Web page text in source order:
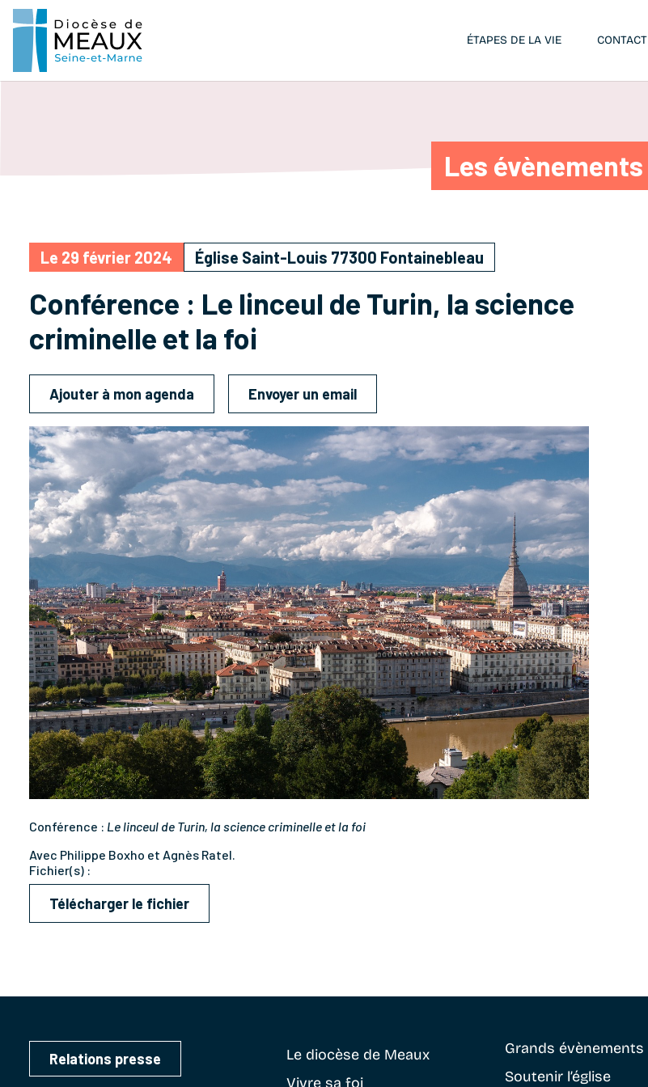
ÉTAPES DE LA VIE CONTACT
Les évènements
Le 29 février 2024 Église Saint-Louis 77300 Fontainebleau
Conférence : Le linceul de Turin, la science
criminelle et la foi
Ajouter à mon agenda Envoyer un email
Conférence : Le linceul de Turin, la science criminelle et la foi
Avec Philippe Boxho et Agnès Ratel.
Fichier(s) :
Télécharger le fichier
Relations presse Le diocèse de Meaux
Vivre sa foi
Grands évènements
Soutenir l’église